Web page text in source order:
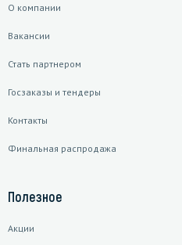
О компании
Вакансии
Стать партнером
Госзаказы и тендеры
Контакты
Финальная распродажа
Полезное
Акции